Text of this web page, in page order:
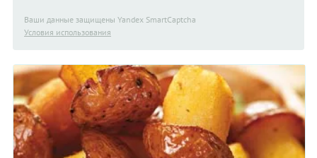
Ваши данные защищены Yandex SmartCaptcha
Условия использования